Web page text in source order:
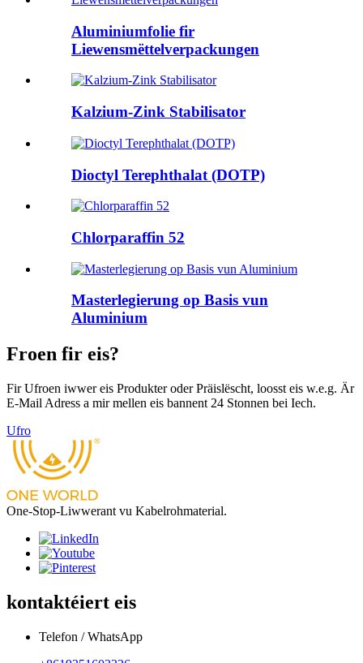
Aluminiumfolie fir
Liewensmëttelverpackungen
Kalzium-Zink Stabilisator
Dioctyl Terephthalat (DOTP)
Chlorparaffin 52
Masterlegierung op Basis vun
Aluminium
Froen fir eis?
Fir Ufroen iwwer eis Produkter oder Präislëscht, loosst eis w.e.g. Är
E-Mail Adress a mir mellen eis bannent 24 Stonnen bei Iech.
Ufro
One-Stop-Liwwerant vu Kabelrohmaterial.
kontaktéiert eis
Telefon / WhatsApp